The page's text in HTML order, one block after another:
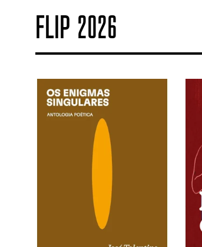
FLIP 2026